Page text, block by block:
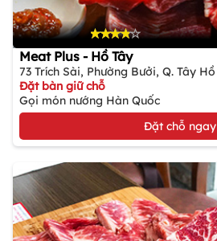
Meat Plus - Hồ Tây
73 Trích Sài, Phường Bưởi, Q. Tây Hồ
Đặt bàn giữ chỗ
Gọi món nướng Hàn Quốc
Đặt chỗ ngay